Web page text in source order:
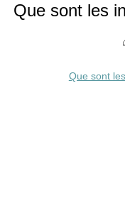
Que sont les
Que sont